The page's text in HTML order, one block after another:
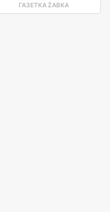
ГАЗЕТКА ŻABKA